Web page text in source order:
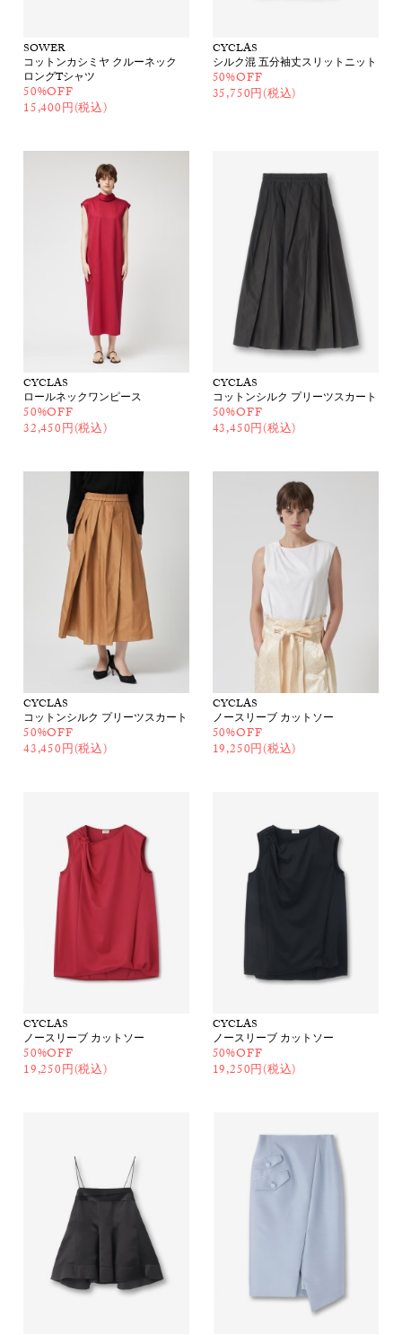
SOWER
コットンカシミヤ クルーネック
ロングTシャツ
50%OFF
15,400円(税込)
CYCLAS
シルク混 五分袖丈スリットニット
50%OFF
35,750円(税込)
CYCLAS
ロールネックワンピース
50%OFF
32,450円(税込)
CYCLAS
コットンシルク プリーツスカート
50%OFF
43,450円(税込)
CYCLAS
コットンシルク プリーツスカート
50%OFF
43,450円(税込)
CYCLAS
ノースリーブ カットソー
50%OFF
19,250円(税込)
CYCLAS
ノースリーブ カットソー
50%OFF
19,250円(税込)
CYCLAS
ノースリーブ カットソー
50%OFF
19,250円(税込)